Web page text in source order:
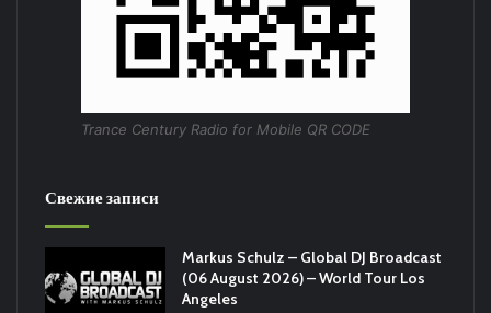
Trance Century Radio for Mobile QR CODE
Свежие записи
Markus Schulz – Global DJ Broadcast
(06 August 2026) – World Tour Los
Angeles